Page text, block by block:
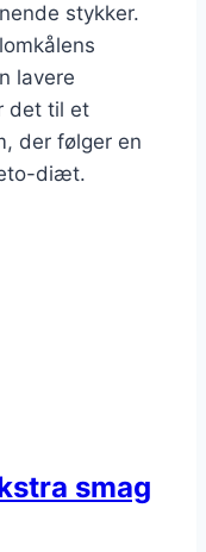
stykker.
lavere
det til et
der følger en
diæt.
smag